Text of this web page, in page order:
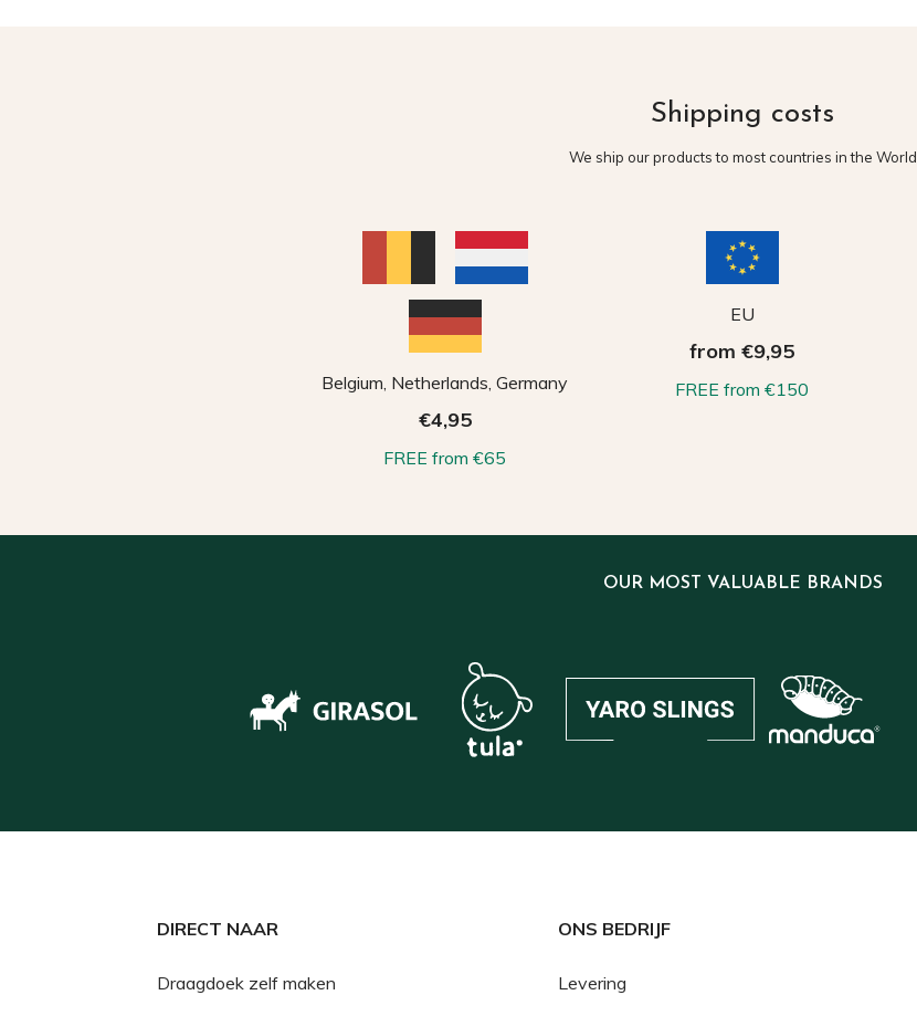
Shipping costs
We ship our products to most countries in the World
Belgium, Netherlands, Germany
€4,95
FREE from €65
EU
from €9,95
FREE from €150
OUR MOST VALUABLE BRANDS
DIRECT NAAR
Draagdoek zelf maken
ONS BEDRIJF
Levering